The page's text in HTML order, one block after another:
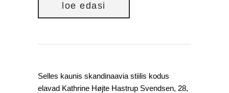
loe edasi
Selles kaunis skandinaavia stiilis kodus
elavad Kathrine Højte Hastrup Svendsen, 28,